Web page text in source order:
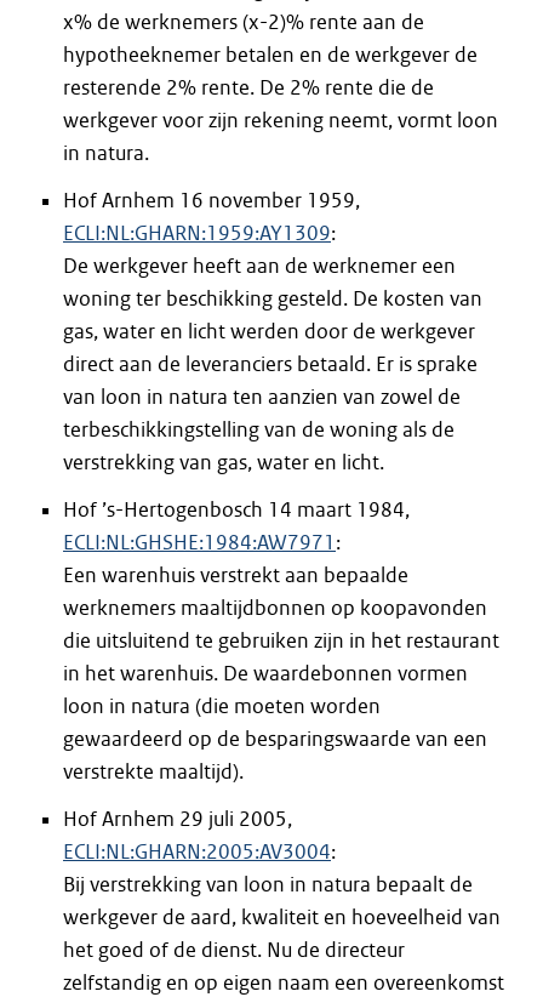
x% de werknemers (x-2)% rente aan de
hypotheeknemer betalen en de werkgever de
resterende 2% rente. De 2% rente die de
werkgever voor zijn rekening neemt, vormt loon
in natura.
Hof Arnhem 16 november 1959,
ECLI:NL:GHARN:1959:AY1309:
De werkgever heeft aan de werknemer een
woning ter beschikking gesteld. De kosten van
gas, water en licht werden door de werkgever
direct aan de leveranciers betaald. Er is sprake
van loon in natura ten aanzien van zowel de
terbeschikkingstelling van de woning als de
verstrekking van gas, water en licht.
Hof ’s-Hertogenbosch 14 maart 1984,
ECLI:NL:GHSHE:1984:AW7971 :
Een warenhuis verstrekt aan bepaalde
werknemers maaltijdbonnen op koopavonden
die uitsluitend te gebruiken zijn in het restaurant
in het warenhuis. De waardebonnen vormen
loon in natura (die moeten worden
gewaardeerd op de besparingswaarde van een
verstrekte maaltijd).
Hof Arnhem 29 juli 2005,
ECLI:NL:GHARN:2005:AV3004:
Bij verstrekking van loon in natura bepaalt de
werkgever de aard, kwaliteit en hoeveelheid van
het goed of de dienst. Nu de directeur
zelfstandig en op eigen naam een overeenkomst